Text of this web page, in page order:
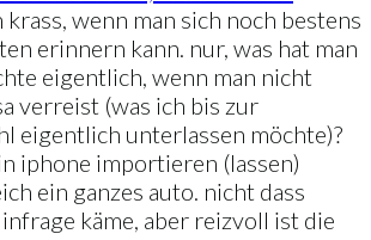
krass, wenn man sich noch bestens
erinnern kann. nur, was hat man
eigentlich, wenn man nicht
verreist (was ich bis zur
eigentlich unterlassen möchte)?
iphone importieren (lassen)
ein ganzes auto. nicht dass
käme, aber reizvoll ist die